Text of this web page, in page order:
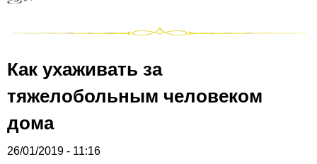
Как ухаживать за
тяжелобольным человеком
дома
26/01/2019 - 11:16